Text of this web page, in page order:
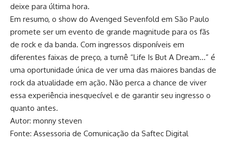
deixe para última hora.
Em resumo, o show do Avenged Sevenfold em São Paulo
promete ser um evento de grande magnitude para os fãs
de rock e da banda. Com ingressos disponíveis em
diferentes faixas de preço, a turnê “Life Is But A Dream…” é
uma oportunidade única de ver uma das maiores bandas de
rock da atualidade em ação. Não perca a chance de viver
essa experiência inesquecível e de garantir seu ingresso o
quanto antes.
Autor: monny steven
Fonte: Assessoria de Comunicação da Saftec Digital